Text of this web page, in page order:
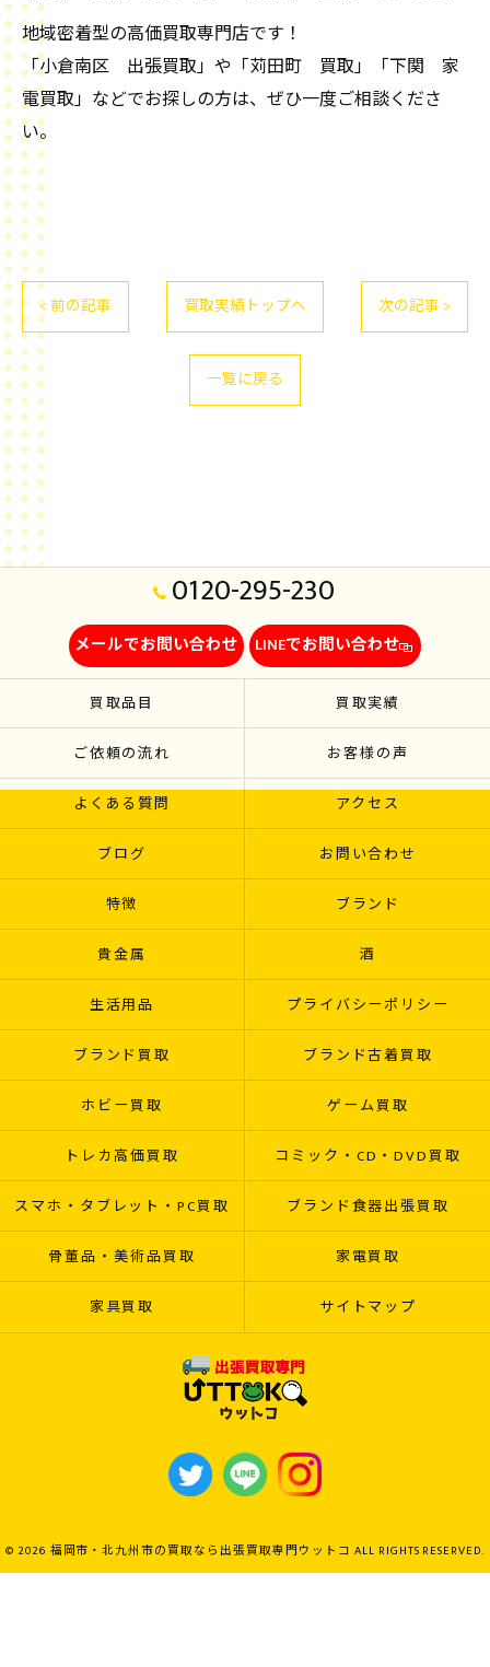
地域密着型の高価買取専門店です！
「小倉南区 出張買取」や「苅田町 買取」「下関 家
電買取」などでお探しの方は、ぜひ一度ご相談くださ
い。
< 前の記事 買取実績トップへ 次の記事 >
一覧に戻る
0120-295-230
メールでお問い合わせ LINEでお問い合わせ
買取品目 買取実績
ご依頼の流れ お客様の声
よくある質問 アクセス
ブログ お問い合わせ
特徴 ブランド
貴金属 酒
生活用品 プライバシーポリシー
ブランド買取 ブランド古着買取
ホビー買取 ゲーム買取
トレカ高価買取 コミック・CD・DVD買取
スマホ・タブレット・PC買取 ブランド食器出張買取
骨董品・美術品買取 家電買取
家具買取 サイトマップ
© 2026 福岡市・北九州市の買取なら出張買取専門ウットコ ALL RIGHTS RESERVED.